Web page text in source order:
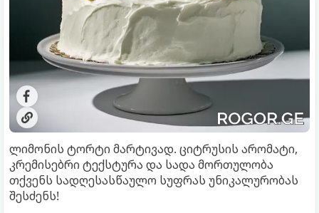
ლიმონის ტორტი მარტივად. ციტრუსის არომატი,
კრემისებრი ტექსტურა და სადა მორთულობა
თქვენს სადღესასწაულო სუფრას უნიკალურობას
შესძენს!